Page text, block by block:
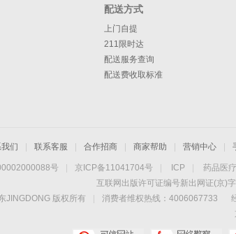
配送方式
上门自提
211限时达
配送服务查询
配送费收取标准
们 联系客服 合作招商 商家帮助 营销中心
号 京ICP备11041704号 ICP 药品医
互联网出版许可证编号新出网证(京)
JINGDONG 版权所有 消费者维权热线：4006067733